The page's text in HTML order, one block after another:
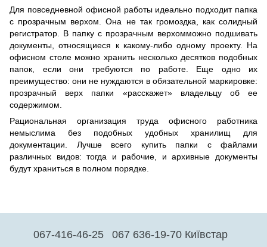
Для повседневной офисной работы идеально подходит папка
с прозрачным верхом. Она не так громоздка, как солидный
регистратор. В папку с прозрачным верхомможно подшивать
документы, относящиеся к какому-либо одному проекту. На
офисном столе можно хранить несколько десятков подобных
папок, если они требуются по работе. Еще одно их
преимущество: они не нуждаются в обязательной маркировке:
прозрачный верх папки «расскажет» владельцу об ее
содержимом.
Рациональная организация труда офисного работника
немыслима без подобных удобных хранилищ для
документации. Лучше всего купить папки с файлами
различных видов: тогда и рабочие, и архивные документы
будут храниться в полном порядке.
067-416-46-25 067 636-19-70 Київстар